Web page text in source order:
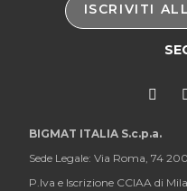
ISCRIVITI
BIGMAT ITALIA S.c.p.a.
Sede Legale: Via Roma, 74
P.Iva e Iscrizione CCIAA di